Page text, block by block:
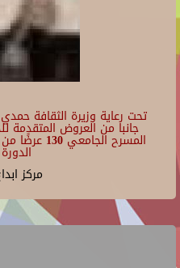
تحت رعاية وزيرة الثقافة
جانبا من العروض المتقدمة
المسرح
مركز